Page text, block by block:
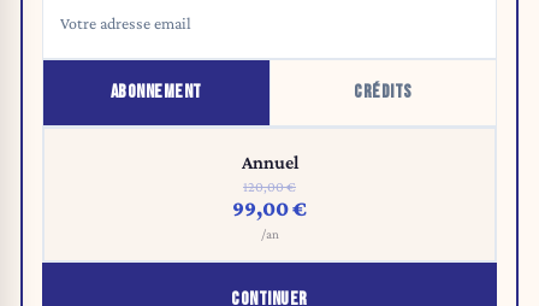
ABONNEMENT CRÉDITS
Annuel
120,00 €
99,00 €
/an
CONTINUER